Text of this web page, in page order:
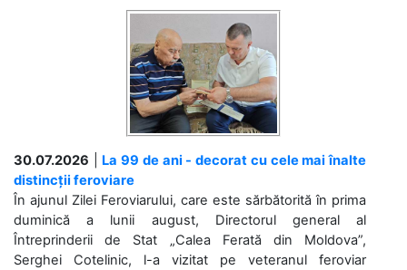
30.07.2026
La 99 de ani - decorat cu cele mai înalte
distincții feroviare
În ajunul Zilei Feroviarului, care este sărbătorită în prima
duminică a lunii august, Directorul general al
Întreprinderii de Stat „Calea Ferată din Moldova”,
Serghei Cotelinic, l-a vizitat pe veteranul feroviar